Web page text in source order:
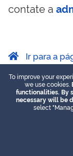
contate a
Ir para a
To improve your
we use cookies.
functionalities. By
necessary will be
select